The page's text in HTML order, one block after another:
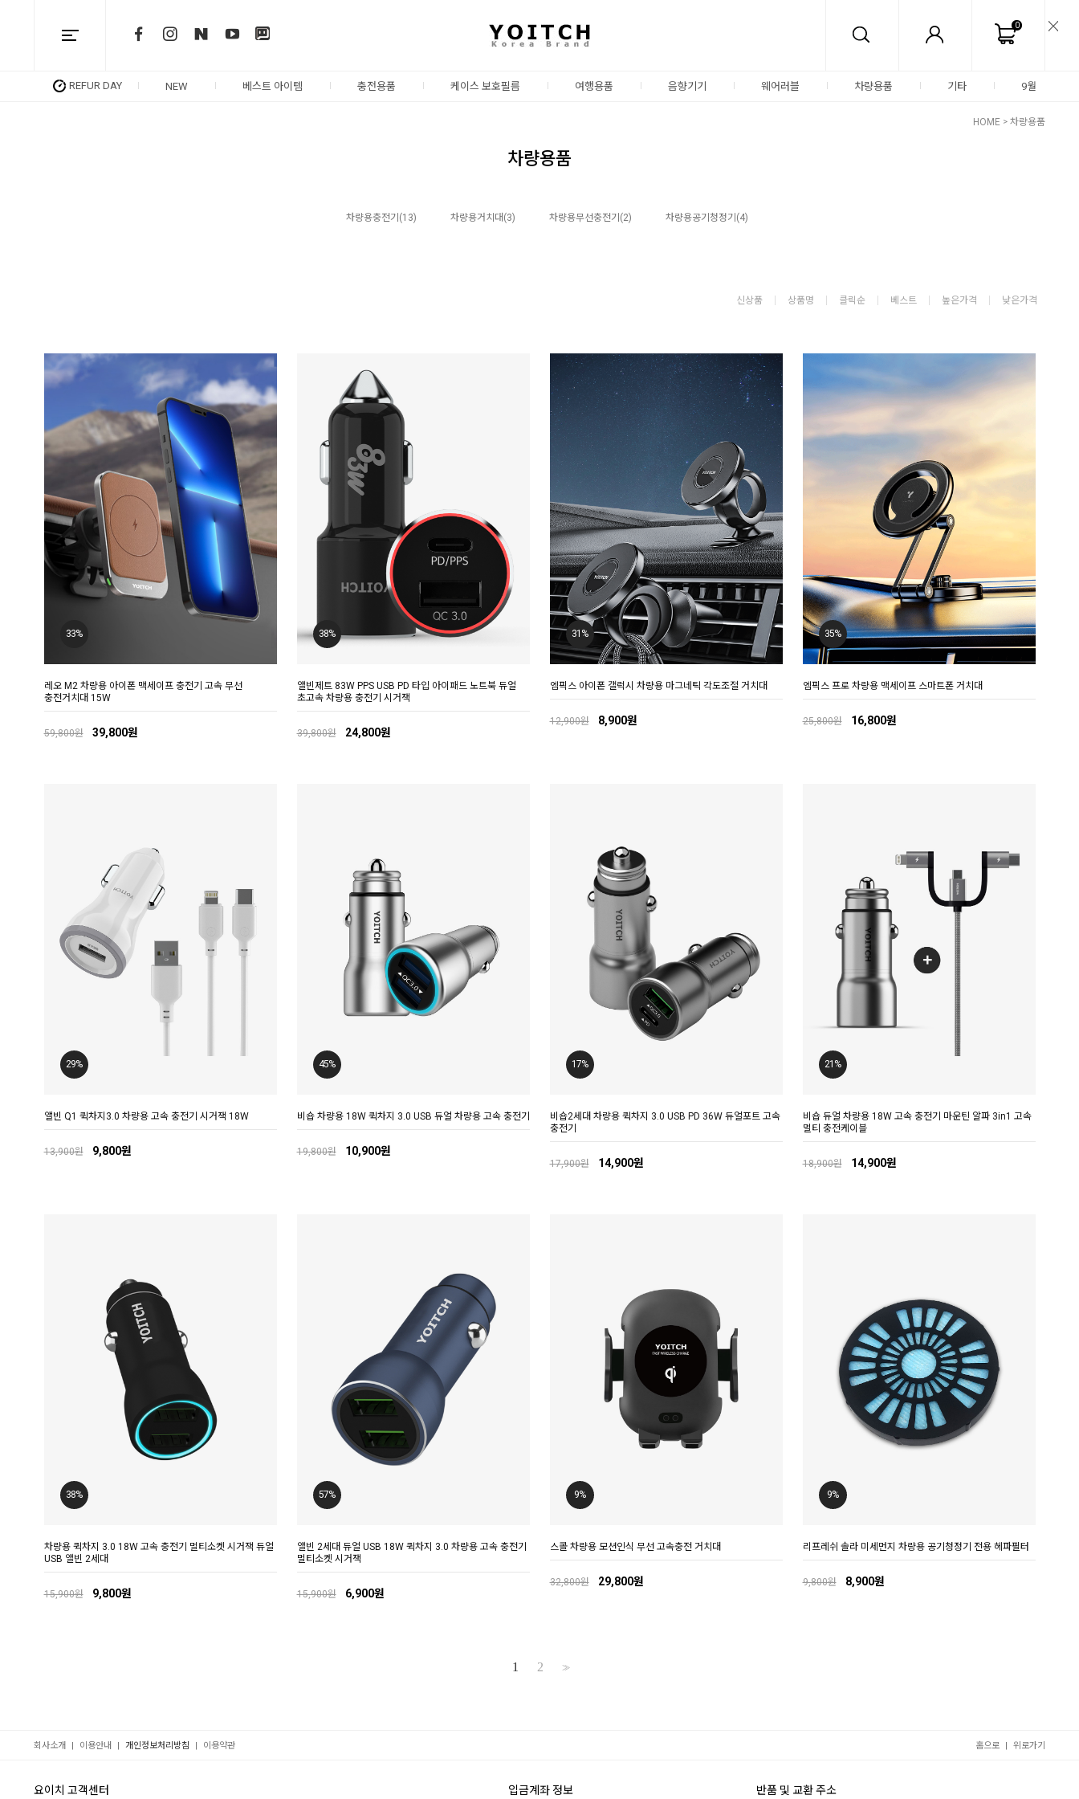
0
REFUR DAY NEW 베스트 아이템 충전용품 케이스 보호필름 여행용품 음향기기 웨어러블 차량용품 기타 9월
HOME > 차량용품
차량용품
차량용충전기(13) 차량용거치대(3) 차량용무선충전기(2) 차량용공기청정기(4)
신상품 상품명 클릭순 베스트 높은가격 낮은가격
33%
레오 M2 차량용 아이폰 맥세이프 충전기 고속 무선
충전거치대 15W
59,800원 39,800원
38%
앨빈제트 83W PPS USB PD 타입 아이패드 노트북 듀얼
초고속 차량용 충전기 시거잭
39,800원 24,800원
31%
엠픽스 아이폰 갤럭시 차량용 마그네틱 각도조절 거치대
12,900원 8,900원
35%
엠픽스 프로 차량용 맥세이프 스마트폰 거치대
25,800원 16,800원
29%
앨빈 Q1 퀵차지3.0 차량용 고속 충전기 시거잭 18W
13,900원 9,800원
45%
비숍 차량용 18W 퀵차지 3.0 USB 듀얼 차량용 고속 충전기
19,800원 10,900원
17%
비숍2세대 차량용 퀵차지 3.0 USB PD 36W 듀얼포트 고속
충전기
17,900원 14,900원
21%
비숍 듀얼 차량용 18W 고속 충전기 마운틴 알파 3in1 고속
멀티 충전케이블
18,900원 14,900원
38%
차량용 퀵차지 3.0 18W 고속 충전기 멀티소켓 시거잭 듀얼
USB 앨빈 2세대
15,900원 9,800원
57%
앨빈 2세대 듀얼 USB 18W 퀵차지 3.0 차량용 고속 충전기
멀티소켓 시거잭
15,900원 6,900원
9%
스콜 차량용 모션인식 무선 고속충전 거치대
32,800원 29,800원
9%
리프레쉬 솔라 미세먼지 차량용 공기청정기 전용 헤파필터
9,800원 8,900원
1 2 >>
회사소개 | 이용안내 | 개인정보처리방침 | 이용약관 홈으로 | 위로가기
요이치 고객센터 입금계좌 정보 반품 및 교환 주소